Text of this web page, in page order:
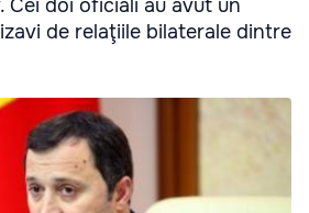
Cei doi oficiali au avut un
de relaţiile bilaterale dintre